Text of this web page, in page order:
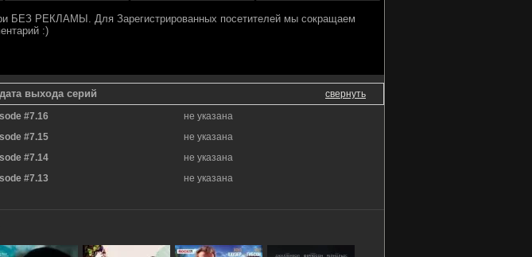
выхода серий
свернуть
#7.16
не указана
#7.15
не указана
#7.14
не указана
#7.13 не указана